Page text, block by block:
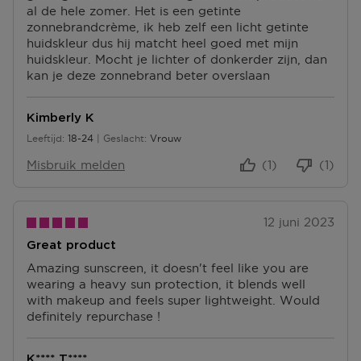
al de hele zomer. Het is een getinte
zonnebrandcrème, ik heb zelf een licht getinte
huidskleur dus hij matcht heel goed met mijn
huidskleur. Mocht je lichter of donkerder zijn, dan
kan je deze zonnebrand beter overslaan
Kimberly K
Leeftijd
18 tot 24 18-24 Geslacht Vrouw
Misbruik melden (1)
(1)
12 juni 2023
Great product
Amazing sunscreen, it doesn't feel like you are
wearing a heavy sun protection, it blends well
with makeup and feels super lightweight. Would
definitely repurchase !